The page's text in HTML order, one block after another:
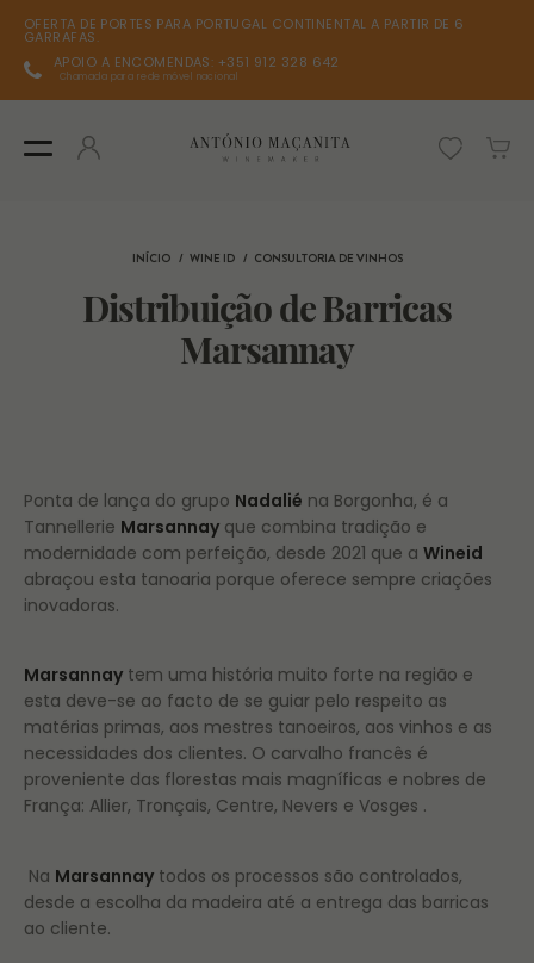
OFERTA DE PORTES PARA PORTUGAL CONTINENTAL A PARTIR DE 6
GARRAFAS.
APOIO A ENCOMENDAS: +351 912 328 642
Chamada para rede móvel nacional
INÍCIO WINE ID CONSULTORIA DE VINHOS
Distribuição de Barricas
Marsannay
Ponta de lança do grupo Nadalié na Borgonha, é a
Tannellerie Marsannay que combina tradição e
modernidade com perfeição, desde 2021 que a Wineid
abraçou esta tanoaria porque oferece sempre criações
inovadoras.
Marsannay tem uma história muito forte na região e
esta deve-se ao facto de se guiar pelo respeito as
matérias primas, aos mestres tanoeiros, aos vinhos e as
necessidades dos clientes. O carvalho francês é
proveniente das florestas mais magníficas e nobres de
França: Allier, Tronçais, Centre, Nevers e Vosges .
Na Marsannay todos os processos são controlados,
desde a escolha da madeira até a entrega das barricas
ao cliente.